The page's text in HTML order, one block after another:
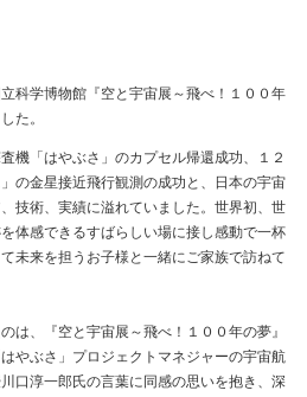
科学博物館『空と宇宙展～飛べ！１００年
た。
機「はやぶさ」のカプセル帰還成功、１２
の金星接近飛行観測の成功と、日本の宇宙
技術、実績に溢れていました。世界初、世
体感できるすばらしい場に接し感動で一杯
未来を担うお子様と一緒にご家族で訪ねて
は、『空と宇宙展～飛べ！１００年の夢』
やぶさ」プロジェクトマネジャーの宇宙航
口淳一郎氏の言葉に同感の思いを抱き、深